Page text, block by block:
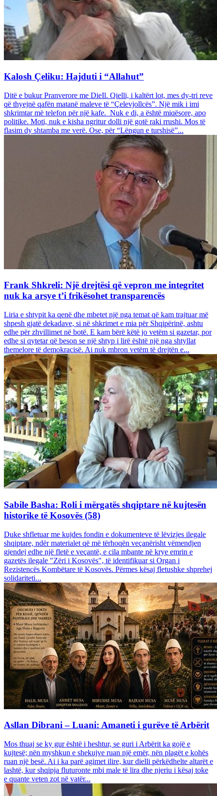
Kalosh Çeliku: Hajduti i “Allahut”
Ditë e bukur Pranverore me DieIl. Qielli, i kaltërt lot, mes dy-tri reve
që thyejnë qafën matanë maleve të “Çelevjollcës”. Një mik i imi
shkrimtar më telefon për një kafe. Nuk e di, a është miqësore, apo
politike. Moti, nuk e kisha ngritur dolli një gotë raki rrushi. Mos të
flasim dy shtamba me verë. Ose, për “Lëngun e turshisë”...
Frank Shkreli: Një drejtësi që vepron me integritet
nuk ka arsye t’i frikësohet transparencës
Liria e shtypit ka qenë dhe mbetet një nga temat që kam trajtuar më
shpesh gjatë dekadave, si në shkrimet e mia për Shqipërinë, ashtu
edhe për zhvillimet në botë. E kam bërë këtë jo vetëm si gazetar, por
edhe si qytetar që beson se një shtyp i lirë është një nga shtyllat
themelore të demokracisë. Ai nuk mbron vetëm të drejtën e...
Sabile Basha: Roli i mërgatës shqiptare në kujtesën
historike të Kosovës (58)
Duke shfletuar me kujdes fondin e dokumenteve të lëvizjes ilegale
shqiptare, ndër materialet që më tërhoqën veçanërisht vëmendjen
gjendej edhe një fletë e veçantë, e cila mbante në krye emrin e
gazetës ilegale "Zëri i Kosovës", të identifikuar si Organ i
Rezistencës Kombëtare të Kosovës. Përmes kësaj fletushke shprehej
solidariteti...
Asllan Dibrani – Luani: Amaneti i gurëve të Arbërit
Mos thuaj se ky gur është i heshtur, se guri i Arbërit ka gojë e
kujtesë; nën myshkun e shekujve ruan një emër, nën plagët e kohës
ruan një besë. Ai i ka parë agimet ilire, kur dielli përkëdhelte altarët e
lashtë, kur shqipja fluturonte mbi male të lira dhe njeriu i kësaj toke
e quante veten zot në vatër...